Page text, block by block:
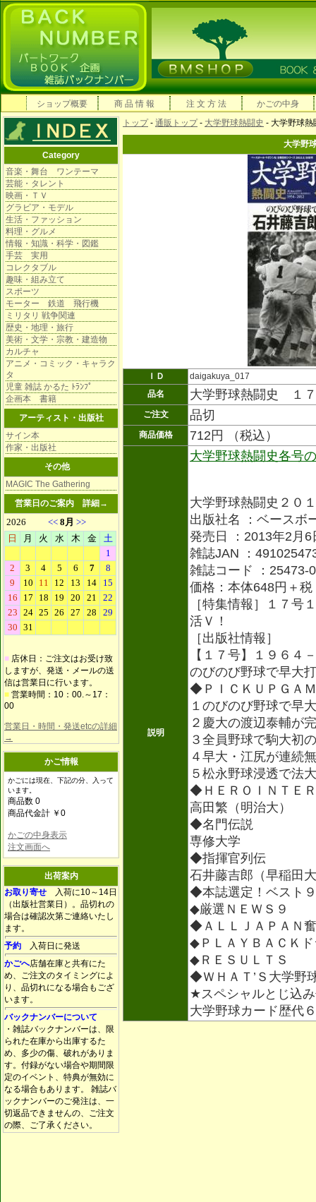
ショップ概要 商 品 情 報 注 文 方 法 かごの中身
Category
音楽・舞台 ワンテーマ
芸能・タレント
映画・ＴＶ
グラビア・モデル
生活・ファッション
料理・グルメ
情報・知識・科学・図鑑
手芸 実用
コレクタブル
趣味・組み立て
スポーツ
モーター 鉄道 飛行機
ミリタリ 戦争関連
歴史・地理・旅行
美術・文学・宗教・建造物
カルチャ
アニメ・コミック・キャラク
タ
児童 雑誌 かるた ﾄﾗﾝﾌﾟ
企画本 書籍
アーティスト・出版社
サイン本
作家・出版社
その他
MAGIC The Gathering
営業日のご案内 詳細→
■ 店休日：ご注文はお受け致
しますが、発送・メールの送
信は営業日に行います。
■ 営業時間：10：00.～17：
00
営業日・時間・発送etcの詳細
→
かご情報
かごには現在、下記の分、入って
います。
商品数 0
商品代金計 ￥0
かごの中身表示
注文画面へ
出荷案内
お取り寄せ 入荷に10～14日
（出版社営業日）。品切れの
場合は確認次第ご連絡いたし
ます。
予約 入荷日に発送
かごへ店舗在庫と共有にた
め、ご注文のタイミングによ
り、品切れになる場合もござ
います。
バックナンバーについて
・雑誌バックナンバーは、限
られた在庫から出庫するた
め、多少の傷、破れがありま
す。付録がない場合や期間限
定のイベント、特典が無効に
なる場合もあります。 雑誌バ
ックナンバーのご発注は、一
切返品できませんの、ご注文
の際、ご了承ください。
トップ- 通販トップ- 大学野球熱闘史 - 大学野球
大学野
ＩＤ
daigakuya_017
品名
大学野球熱闘史 １
ご注文 品切
商品価格 712円 （税込）
説明
大学野球熱闘史各号
大学野球熱闘史２０
出版社名 ：ベースボ
発売日 ：2013年2月6
雑誌JAN ：
雑誌コード ：25473-
価格：本体648円＋税
［特集情報］１７号
活Ｖ！
［出版社情報］
【１７号】１９６４
のびのび野球で早大
◆ＰＩＣＫＵＰＧＡ
１のびのび野球で早
２慶大の渡辺泰輔が
３全員野球で駒大初
４早大・江尻が連続
５松永野球浸透で法
◆ＨＥＲＯＩＮＴＥ
高田繁（明治大）
◆名門伝説
専修大学
◆指揮官列伝
石井藤吉郎（早稲田
◆本誌選定！ベスト９
◆厳選ＮＥＷＳ９
◆ＡＬＬＪＡＰＡＮ
◆ＰＬＡＹＢＡＣＫ
◆ＲＥＳＵＬＴＳ
◆ＷＨＡＴ’Ｓ大学野
★スペシャルとじ込
大学野球カード歴代